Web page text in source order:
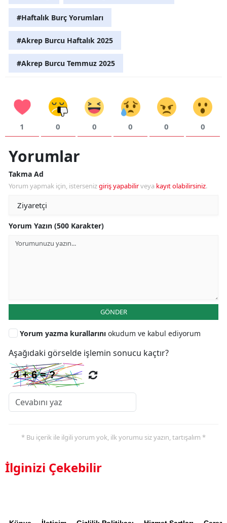
#Haftalık Burç Yorumları
#Akrep Burcu Haftalık 2025
#Akrep Burcu Temmuz 2025
1 0 0 0 0 0
Yorumlar
Takma Ad
Yorum yapmak için, istersenizgiriş yapabilirveya kayıt olabilirsiniz.
Yorum Yazın (500 Karakter)
GÖNDER
Yorum yazma kurallarını okudum ve kabul ediyorum
Aşağıdaki görselde işlemin sonucu kaçtır?
* Bu içerik ile ilgili yorum yok, ilk yorumu siz yazın, tartışalım *
İlginizi Çekebilir